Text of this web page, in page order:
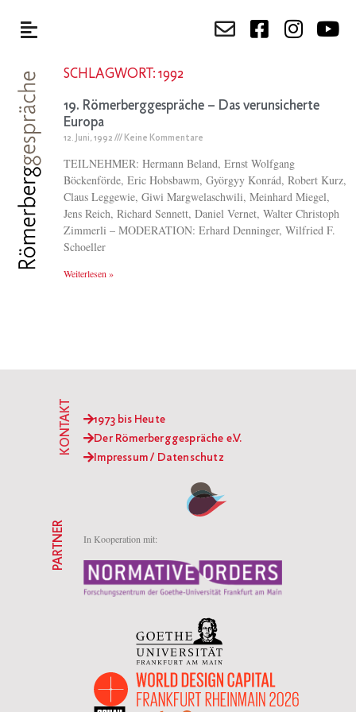
SCHLAGWORT: 1992
19. Römerberggespräche – Das verunsicherte
Europa
12. Juni, 1992 Keine Kommentare
TEILNEHMER: Hermann Beland, Ernst Wolfgang
Böckenförde, Eric Hobsbawm, Györgyy Konrád, Robert Kurz,
Claus Leggewie, Giwi Margwelaschwili, Meinhard Miegel,
Jens Reich, Richard Sennett, Daniel Vernet, Walter Christoph
Zimmerli – MODERATION: Erhard Denninger, Wilfried F.
Schoeller
Weiterlesen »
1973 bis Heute
Der Römerberggespräche e.V.
Impressum / Datenschutz
KONTAKT
In Kooperation mit:
PARTNER